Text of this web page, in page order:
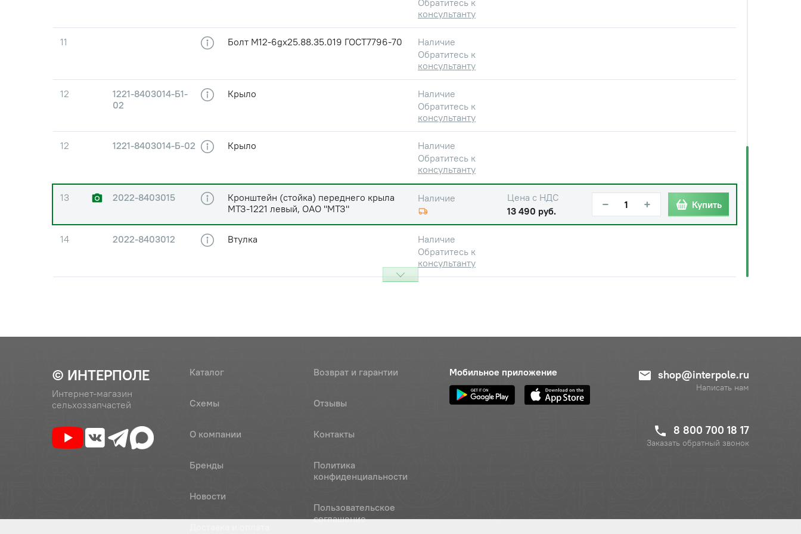
Обратитесь к
консультанту
11 Болт М12-6gх25.88.35.019 ГОСТ7796-70
Наличие
Обратитесь к
консультанту
12
1221-8403014-Б1-
02
Крыло
Наличие
Обратитесь к
консультанту
12 1221-8403014-Б-02 Крыло
Наличие
Обратитесь к
консультанту
13 2022-8403015
Кронштейн (стойка) переднего крыла
МТЗ-1221 левый, ОАО "МТЗ"
Наличие
Цена с НДС
13 490 руб.
− + Купить
14 2022-8403012 Втулка
Наличие
Обратитесь к
консультанту
© ИНТЕРПОЛЕ
Интернет-магазин
сельхоззапчастей
Каталог
Схемы
О компании
Бренды
Новости
Возврат и гарантии
Отзывы
Контакты
Политика
конфиденциальности
Пользовательское
соглашение
Мобильное приложение shop@interpole.ru
Написать нам
8 800 700 18 17
Заказать обратный звонок